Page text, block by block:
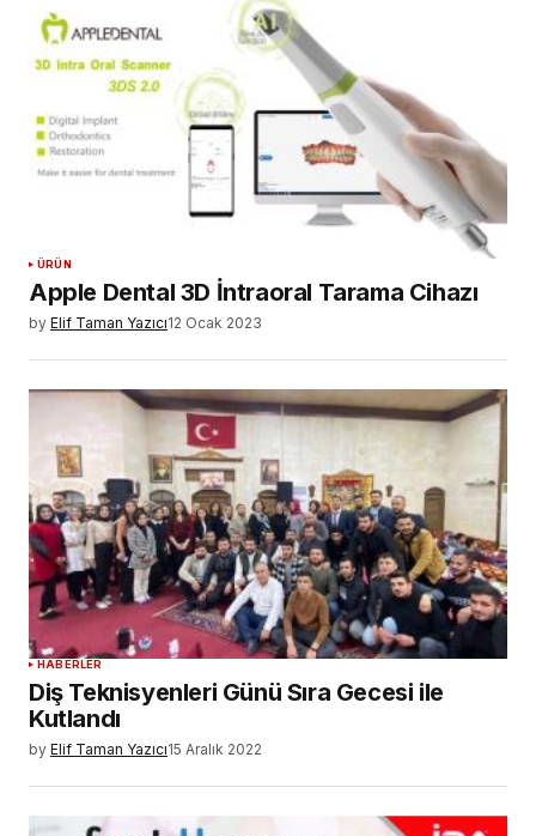
ÜRÜN
Apple Dental 3D İntraoral Tarama Cihazı
by Elif Taman Yazıcı12 Ocak 2023
HABERLER
Diş Teknisyenleri Günü Sıra Gecesi ile
Kutlandı
by Elif Taman Yazıcı15 Aralık 2022